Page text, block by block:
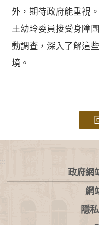
外，期待政府能重視。
王幼玲委員接受身障
動調查，深入了解這
境。
:::
政府網
網
隱